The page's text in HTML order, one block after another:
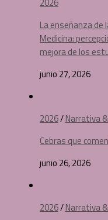
La enseñanza de
Medicina:
mejora de los
junio 27, 2026
2026/Narrativa
Cebras que
junio 26, 2026
2026/Narrativa